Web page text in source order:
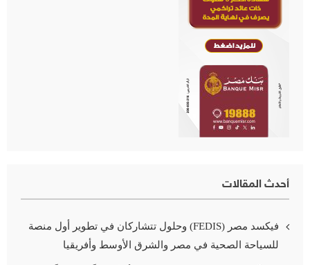
أحدث المقالات
فيكسد مصر (FEDIS) وحلول تتشاركان في تطوير أول منصة
للسياحة الصحية في مصر والشرق الأوسط وأفريقيا